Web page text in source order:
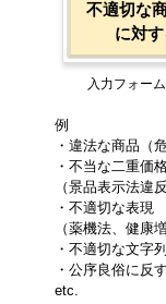
不適切な
に対
入力フォー
例
・違法な商品（
・不当な二重価
（景品表示法違反
・不適切な表現
（薬機法、健康
・不適切な文字
・公序良俗に反
etc.